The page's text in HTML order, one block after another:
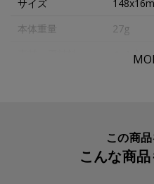
サイズ
本体重量
27g
１４金
パイロッ
この商
こんな商